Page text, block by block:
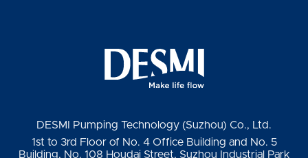
DESMI Pumping Technology (Suzhou) Co., Ltd.
1st to 3rd Floor of No. 4 Office Building and No. 5
Building, No. 108 Houdai Street, Suzhou Industrial Park